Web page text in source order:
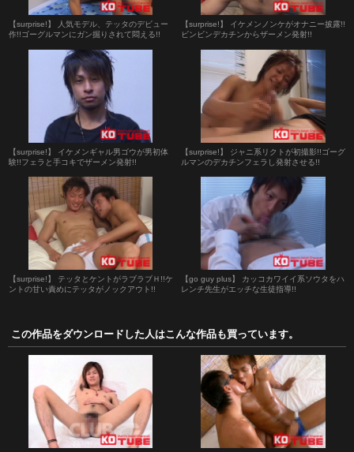
【surprise!】 人気モデル、テッタのデビュー
作!!ゴーグルマンにガン掘りされて悶える!!
【surprise!】 イケメンノンケがオナニー披露!!
ビンビンデカチンからザーメン発射!!
【surprise!】 イケメンギャル男ゴウが男初体
験!!フェラと手コキでザーメン発射!!
【surprise!】 ジャニ系リクトが初撮影!!ゴーグ
ルマンのデカチンフェラし発射させる!!
【surprise!】 テッタとケントがラブラブＨ!!ケ
ントの甘い責めにテッタがノックアウト!!
【go guy plus】 カッコカワイイ系ソウタをハ
レンチ先生がエッチな生徒指導!!
この作品をダウンロードした人はこんな作品も買っています。